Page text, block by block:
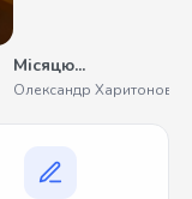
Місяцю...
Олександр Харитонов